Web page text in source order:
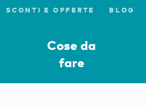
SCONTI E OFFERTE BLOG
Cose da
fare